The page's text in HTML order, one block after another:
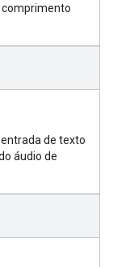
comprimento
de texto
áudio de